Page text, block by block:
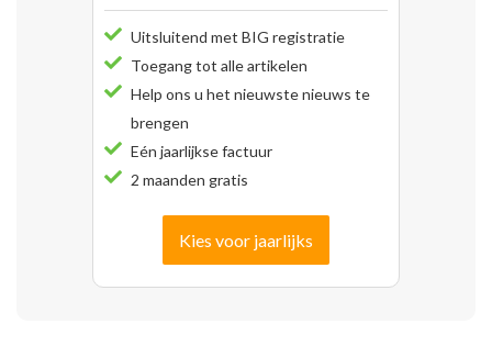
Uitsluitend met BIG registratie
Toegang tot alle artikelen
Help ons u het nieuwste nieuws te
brengen
Eén jaarlijkse factuur
2 maanden gratis
Kies voor jaarlijks